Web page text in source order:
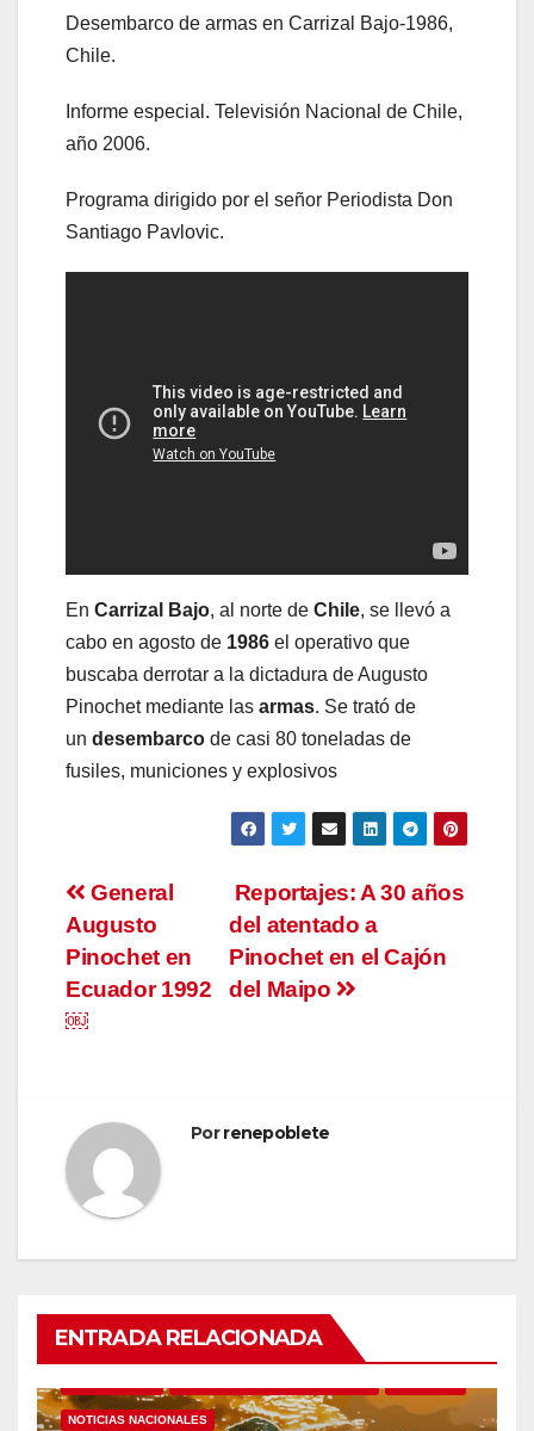
Desembarco de armas en Carrizal Bajo-1986,
Chile.
Informe especial. Televisión Nacional de Chile,
año 2006.
Programa dirigido por el señor Periodista Don
Santiago Pavlovic.
En Carrizal Bajo, al norte de Chile, se llevó a
cabo en agosto de 1986 el operativo que
buscaba derrotar a la dictadura de Augusto
Pinochet mediante las armas. Se trató de
un desembarco de casi 80 toneladas de
fusiles, municiones y explosivos
Navegación
de
entradas
Reportajes: A 30 años
del atentado a
Pinochet en el Cajón
del Maipo
General
Augusto
Pinochet en
Ecuador 1992
￼
Porrenepoblete
ENTRADA RELACIONADA
NOTICIAS NACIONALES